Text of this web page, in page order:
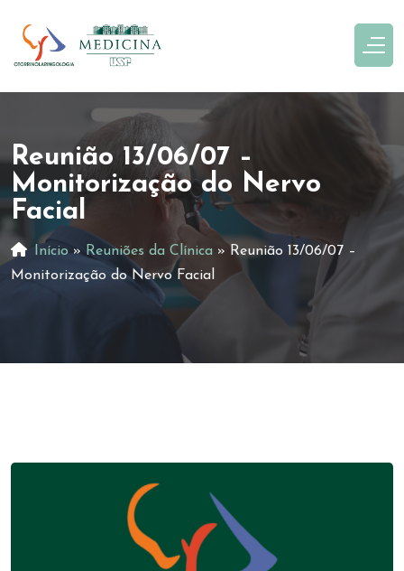
Reunião 13/06/07 –
Monitorização do Nervo
Facial
Início» Reuniões da Clínica » Reunião 13/06/07 –
Monitorização do Nervo Facial